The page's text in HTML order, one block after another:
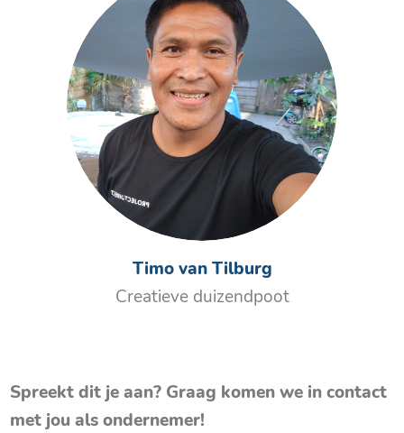
Timo van Tilburg
Creatieve duizendpoot
Spreekt dit je aan? Graag komen we in contact
met jou als ondernemer!